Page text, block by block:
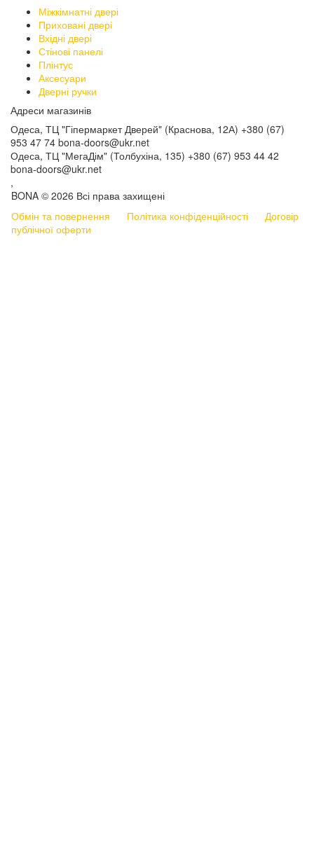
Міжкімнатні двері
Приховані двері
Вхідні двері
Стінові панелі
Плінтус
Аксесуари
Дверні ручки
Адреси магазинів
Одеса, ТЦ "Гіпермаркет Дверей" (Краснова, 12А) +380 (67)
953 47 74 bona-doors@ukr.net
Одеса, ТЦ "МегаДім" (Толбухіна, 135) +380 (67) 953 44 42
bona-doors@ukr.net
,
BONA © 2026 Всі права захищені
Обмін та повернення
Політика конфіденційності
Договір
публічної оферти